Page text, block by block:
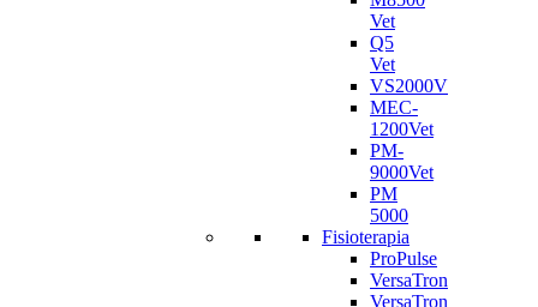
Vet
Q5
Vet
VS2000V
MEC-
1200Vet
PM-
9000Vet
PM
5000
Fisioterapia
ProPulse
VersaTron
VersaTron